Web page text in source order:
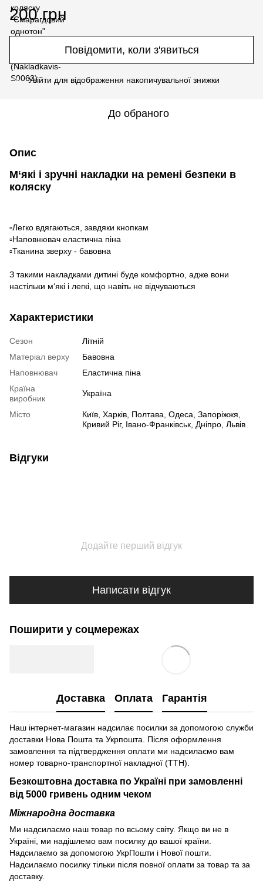
200 грн
Повідомити, коли з'явиться
% Увійти для відображення накопичувальної знижки
До обраного
Опис
М‘які і зручні накладки на ремені безпеки в
коляску
▫️Легко вдягаються, завдяки кнопкам
▫️Наповнювач еластична піна
▫️Тканина зверху - бавовна
З такими накладками дитині буде комфортно, адже вони
настільки м‘які і легкі, що навіть не відчуваються
Характеристики
Сезон
Літній
Матеріал верху
Бавовна
Наповнювач
Еластична піна
Країна
виробник
Україна
Місто
Київ, Харків, Полтава, Одеса, Запоріжжя,
Кривий Ріг, Івано-Франківськ, Дніпро, Львів
Відгуки
Додайте перший відгук
Написати відгук
Поширити у соцмережах
Доставка Оплата Гарантія
Наш інтернет-магазин надсилає посилки за допомогою служби
доставки Нова Пошта та Укрпошта. Після оформлення
замовлення та підтвердження оплати ми надсилаємо вам
номер товарно-транспортної накладної (ТТН).
Безкоштовна доставка по Україні при замовленні
від 5000 гривень одним чеком
Міжнародна доставка
Ми надсилаємо наш товар по всьому світу. Якщо ви не в
Україні, ми надішлемо вам посилку до вашої країни.
Надсилаємо за допомогою УкрПошти і Нової пошти.
Надсилаємо посилку тільки після повної оплати за товар та за
доставку.